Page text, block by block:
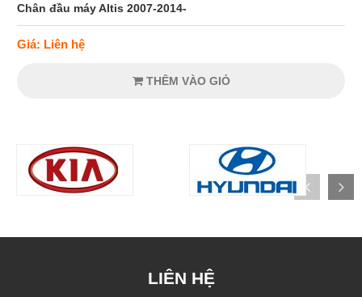
Chân đầu máy Altis 2007-2014-
Giá: Liên hệ
THÊM VÀO GIỎ
LIÊN HỆ